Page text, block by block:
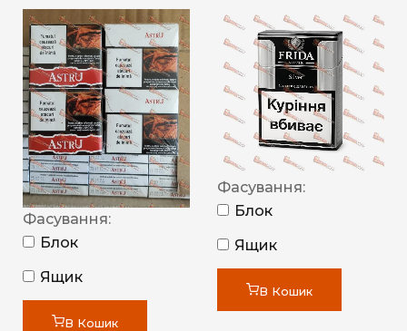
Фасування:
Блок
Ящик
В Кошик
Фасування:
Блок
Ящик
В Кошик